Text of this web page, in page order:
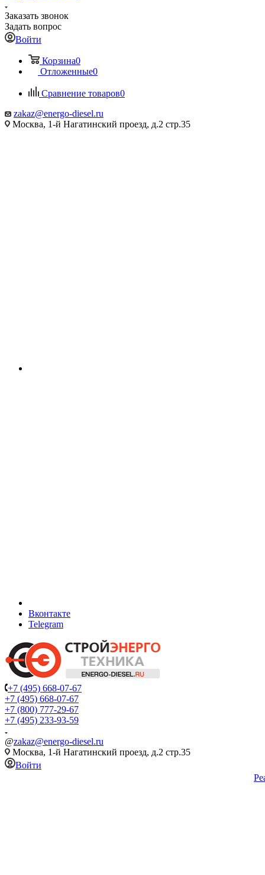
Заказать звонок
Задать вопрос
Войти
Корзина0
Отложенные0
Сравнение товаров0
zakaz@energo-diesel.ru
Москва, 1-й Нагатинский проезд, д.2 стр.35
Вконтакте
Telegram
+7 (495) 668-07-67
+7 (495) 668-07-67
+7 (800) 777-29-67
+7 (495) 233-93-59
@zakaz@energo-diesel.ru
Москва, 1-й Нагатинский проезд, д.2 стр.35
Войти